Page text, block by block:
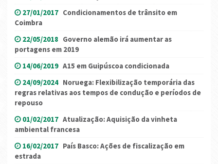
27/01/2017 Condicionamentos de trânsito em
Coimbra
22/05/2018 Governo alemão irá aumentar as
portagens em 2019
14/06/2019 A15 em Guipúscoa condicionada
24/09/2024 Noruega: Flexibilização temporária das
regras relativas aos tempos de condução e períodos de
repouso
01/02/2017 Atualização: Aquisição da vinheta
ambiental francesa
16/02/2017 País Basco: Ações de fiscalização em
estrada